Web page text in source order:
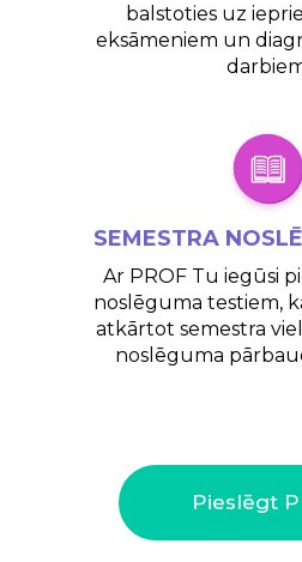
balstoties uz
eksāmeniem un
SEMESTRA
Ar PROF Tu iegūsi
noslēguma testiem,
atkārtot semestra
noslēguma
Pieslēgt